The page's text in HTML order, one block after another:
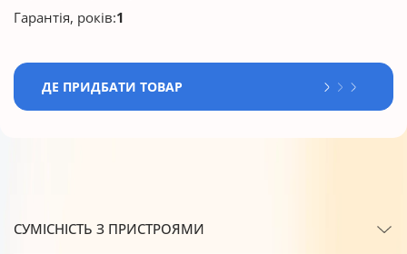
Гарантія, років:1
ДЕ ПРИДБАТИ ТОВАР
СУМІСНІСТЬ З ПРИСТРОЯМИ